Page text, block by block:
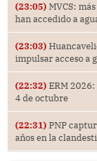
(23:05) MVCS:
han accedido a
(23:03)
impulsar acceso a
(22:32) ERM
4 de octubre
(22:31) PNP
años en la